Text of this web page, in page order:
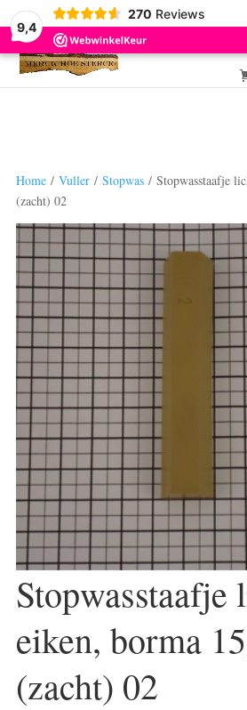
9,4
270 Reviews
Home/ Vuller/ Stopwas/ Stopwasstaafje
(zacht) 02
Stopwasstaafje
eiken, borma
(zacht) 02